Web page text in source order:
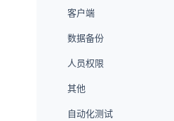
客户端
数据备份
人员权限
其他
自动化测试